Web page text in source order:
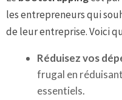
les entrepreneurs qui
de leur entreprise. Voici
Réduisez vos
frugal en
essentiels.